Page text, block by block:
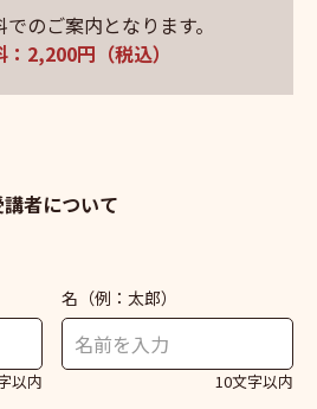
のご案内となります。
2,200円（税込）
講者について
以内
名 （例：太郎）
10文字以内